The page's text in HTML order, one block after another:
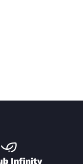
Infinity